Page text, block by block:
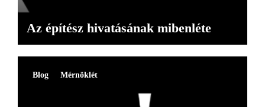
Az építész hivatásának mibenléte
Blog Mérnöklét